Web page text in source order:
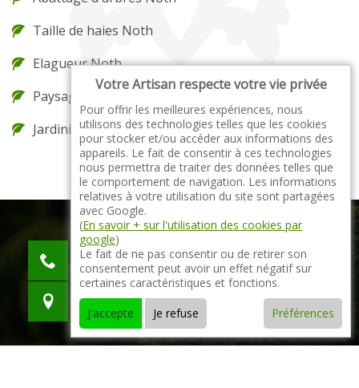
Taille de haies Noth
Elagueur Noth
Paysagiste Noth
Jardinier Noth
indisponible
indisponible
indisponible
Votre Artisan respecte votre vie privée
Pour offrir les meilleures expériences, nous
utilisons des technologies telles que les cookies
pour stocker et/ou accéder aux informations des
appareils. Le fait de consentir à ces technologies
nous permettra de traiter des données telles que
le comportement de navigation. Les informations
relatives à votre utilisation du site sont partagées
avec Google.
(En savoir + sur l'utilisation des cookies par
google)
Le fait de ne pas consentir ou de retirer son
consentement peut avoir un effet négatif sur
certaines caractéristiques et fonctions.
J'accepte
Je refuse Préférences